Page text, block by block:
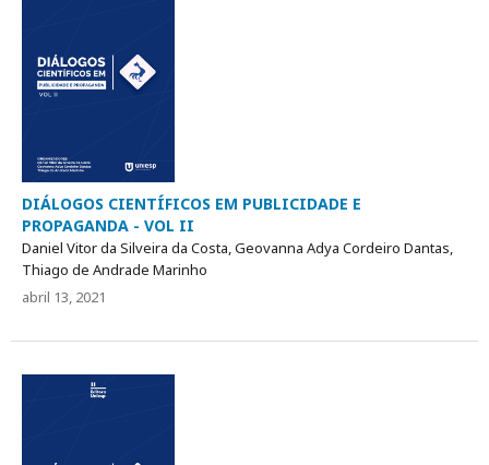
DIÁLOGOS CIENTÍFICOS EM PUBLICIDADE E
PROPAGANDA - VOL II
Daniel Vitor da Silveira da Costa, Geovanna Adya Cordeiro Dantas,
Thiago de Andrade Marinho
abril 13, 2021